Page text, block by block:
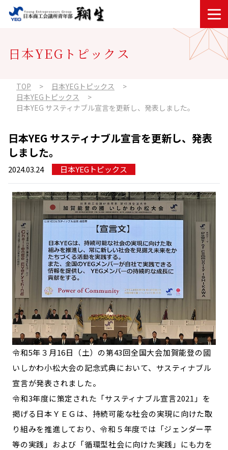
内容をスキップ
日本YEGトピックス
TOP
日本YEGトピックス
日本YEGトピックス
日本YEG サスティナブル宣言を更新し、発表しました。
日本YEG サスティナブル宣言を更新し、発表
しました。
2024.03.24 日本YEGトピックス
令和5年３月16日（土）の第43回全国大会加賀能登の國
いしかわ小松大会の記念式典において、サスティナブル
宣言が発表されました。
令和3年度に策定された「サスティナブル宣言2021」を
掲げる日本ＹＥＧは、持続可能な社会の実現に向けた取
り組みを推進しており、令和５年度では「ジェンダー平
等の実践」および「循環型社会に向けた実践」にも力を